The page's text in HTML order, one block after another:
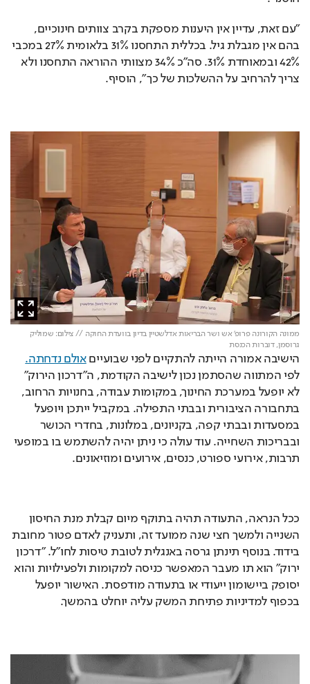
"עם זאת, עדיין אין היענות מספקת בקרב צוותים חינוכיים,
בהם אין מגבלת גיל. בכללית התחסנו 31% בלאומית 27% במכבי
42% ובמאוחדת 31%. סה"כ 34% מצוותי ההוראה התחסנו ולא
צריך להרחיב על ההשלכות של כך", הוסיף.
ממונה הקורונה פרופ' אש ושר הבריאות אדלשטיין בדיון בוועדת החוקה // צילום: שמוליק
גרוסמן, דוברות הכנסת
הישיבה אמורה הייתה להתקיים לפני שבועיים אולם נדחתה.
לפי המתווה שהסתמן נכון לישיבה הקודמת, ה"דרכון הירוק"
לא יופעל במערכת החינוך, במקומות עבודה, בחנויות הרחוב,
בתחבורה הציבורית ובבתי התפילה. במקביל ייתכן ויופעל
במסעדות ובבתי קפה, בקניונים, במלונות, בחדרי הכושר
ובבריכות השחייה. עוד עולה כי ניתן יהיה להשתמש בו במופעי
תרבות, אירועי ספורט, כנסים, אירועים ומוזיאונים.
ככל הנראה, התעודה תהיה בתוקף מיום קבלת מנת החיסון
השנייה ולמשך חצי שנה ממועד זה, ותעניק לאדם פטור מחובת
בידוד. בנוסף תינתן גרסה באנגלית לטובת טיסות לחו"ל. "דרכון
ירוק" הוא תו מעבר המאפשר כניסה למקומות ולפעילויות והוא
יסופק ביישומון ייעודי או בתעודה מודפסת. האישור יופעל
בכפוף למדיניות פתיחת המשק עליה יוחלט בהמשך.